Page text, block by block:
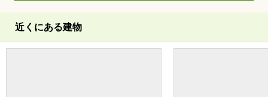
近くにある建物